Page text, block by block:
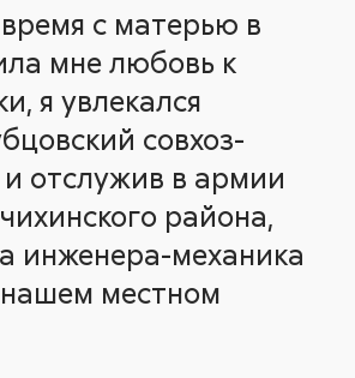
с матерью в
мне любовь к
я увлекался
совхоз-
и отслужив в армии
района,
инженера-механика
местном